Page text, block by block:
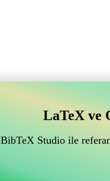
LaTeX ve
BibTeX Studio ile